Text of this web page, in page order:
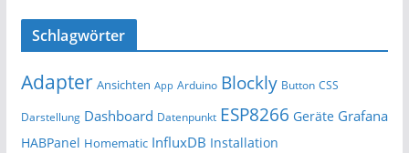
Schlagwörter
Adapter Ansichten App Arduino Blockly Button CSS
Darstellung Dashboard Datenpunkt ESP8266 Geräte Grafana
HABPanel Homematic InfluxDB Installation